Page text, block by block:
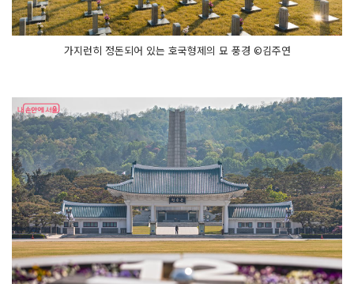
가지런히 정돈되어 있는 호국형제의 묘 풍경 ©김주연